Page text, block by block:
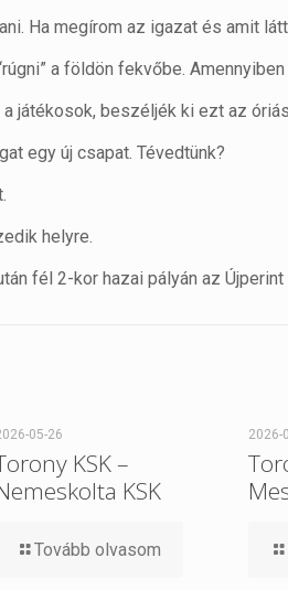
Ha megírom az igazat és amit
a földön fekvőbe.
játékosok, beszéljék ki ezt az
egy új csapat. Tévedtünk?
helyre.
fél 2-kor hazai pályán az
05-26
KSK –
KSK
Tovább olvasom
2026-